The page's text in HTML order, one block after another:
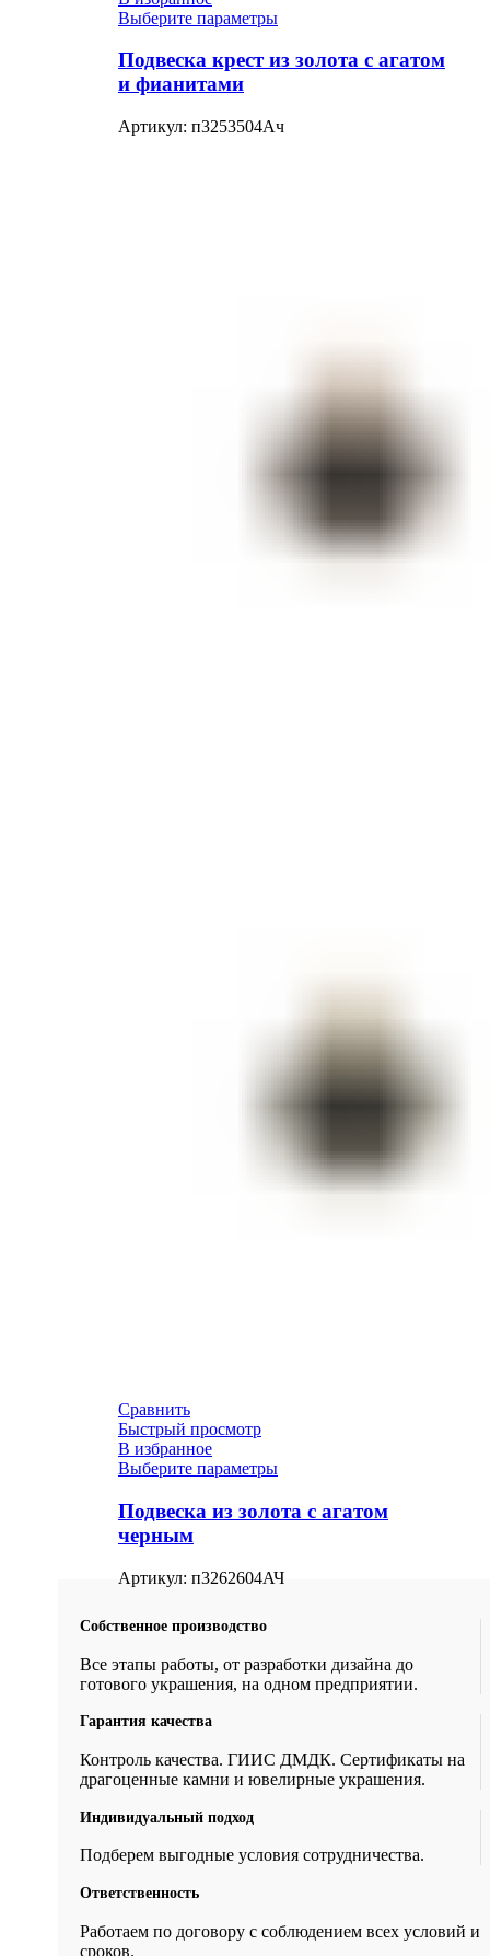
Выберите параметры
Подвеска крест из золота с агатом
и фианитами
Артикул: п3253504Ач
Сравнить
Быстрый просмотр
В избранное
Выберите параметры
Подвеска из золота с агатом
черным
Артикул: п3262604АЧ
Собственное производство
Все этапы работы, от разработки дизайна до
готового украшения, на одном предприятии.
Гарантия качества
Контроль качества. ГИИС ДМДК. Сертификаты на
драгоценные камни и ювелирные украшения.
Индивидуальный подход
Подберем выгодные условия сотрудничества.
Ответственность
Работаем по договору с соблюдением всех условий и
сроков.